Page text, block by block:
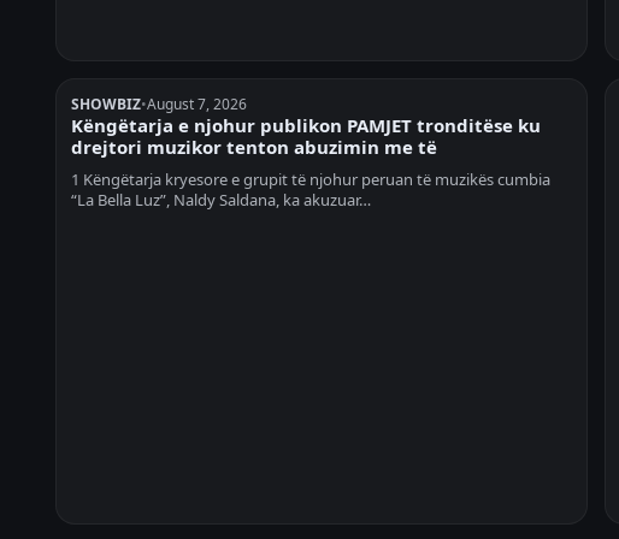
SHOWBIZ•August 7, 2026
Këngëtarja e njohur publikon PAMJET tronditëse ku
drejtori muzikor tenton abuzimin me të
1 Këngëtarja kryesore e grupit të njohur peruan të muzikës cumbia
“La Bella Luz”, Naldy Saldana, ka akuzuar…